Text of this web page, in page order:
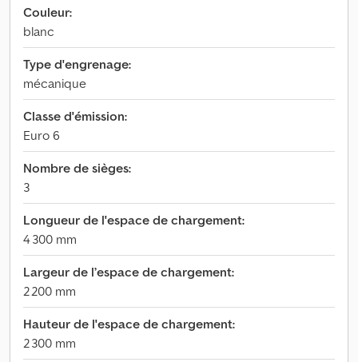
Couleur:
blanc
Type d'engrenage:
mécanique
Classe d'émission:
Euro 6
Nombre de sièges:
3
Longueur de l'espace de chargement:
4 300 mm
Largeur de l’espace de chargement:
2 200 mm
Hauteur de l'espace de chargement:
2 300 mm